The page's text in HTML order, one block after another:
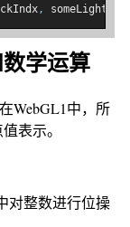
,
学运算
WebGL1中，所
表示。
对整数进行位操